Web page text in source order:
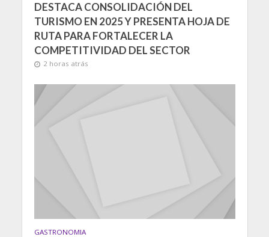
DESTACA CONSOLIDACIÓN DEL
TURISMO EN 2025 Y PRESENTA HOJA DE
RUTA PARA FORTALECER LA
COMPETITIVIDAD DEL SECTOR
2 horas atrás
GASTRONOMIA